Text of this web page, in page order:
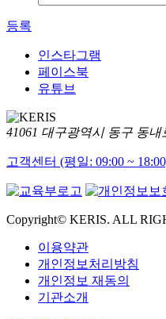
등록
인스타그램
페이스북
유튜브
41061 대구광역시 동구 동내
고객센터 (평일: 09:00 ~
Copyright© KERIS. ALL
이용약관
개인정보처리방침
개인정보 재동의
기관소개